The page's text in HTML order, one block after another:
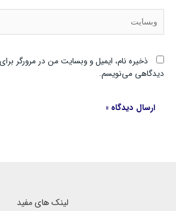
ذخیره نام، ایمیل و وبسایت من در مرورگر
دیدگاهی می‌نویسم.
لینک های مفید